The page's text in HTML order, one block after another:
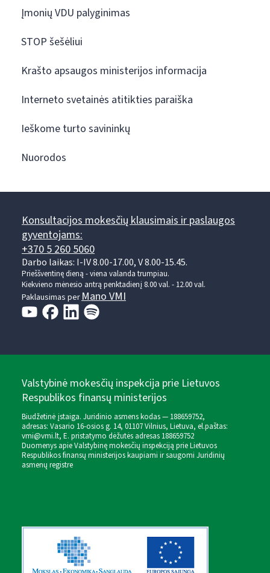
Įmonių VDU palyginimas
STOP šešėliui
Krašto apsaugos ministerijos informacija
Interneto svetainės atitikties paraiška
Ieškome turto savininkų
Nuorodos
Konsultacijos mokesčių klausimais ir paslaugos
gyventojams:
+370 5 260 5060
Darbo laikas: I-IV 8.00-17.00, V 8.00-15.45.
Prieššventinę dieną - viena valanda trumpiau.
Kiekvieno mėnesio antrą penktadienį 8.00 val. - 12.00 val.
Paklausimas perMano VMI
Valstybinė mokesčių inspekcija prie Lietuvos
Respublikos finansų ministerijos
Biudžetinė įstaiga. Juridinio asmens kodas — 188659752,
adresas: Vasario 16-osios g. 14, 01107 Vilnius, Lietuva, el.paštas:
vmi@vmi.lt, E. pristatymo dėžutės adresas 188659752
Duomenys apie Valstybinę mokesčių inspekciją prie Lietuvos
Respublikos finansų ministerijos kaupiami ir saugomi Juridinių
asmenų registre